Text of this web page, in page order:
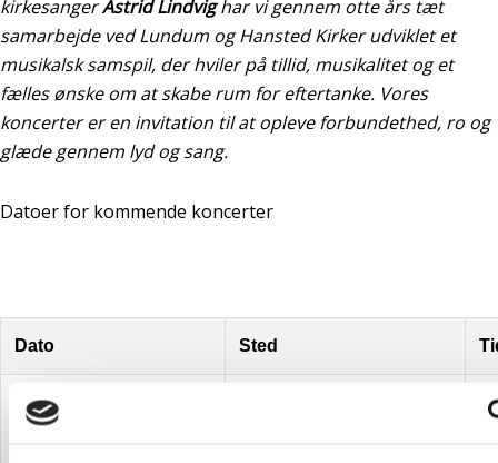
kirkesangerAstrid Lindvighar vi gennem otte års tæt
samarbejde ved Lundum og Hansted Kirker udviklet et
musikalsk samspil, der hviler på tillid, musikalitet og et
fælles ønske om at skabe rum for eftertanke. Vores
koncerter er en invitation til at opleve forbundethed, ro og
glæde gennem lyd og sang.
Datoer for kommende koncerter
Dato Sted
Torsdag d. 8. oktober
2026